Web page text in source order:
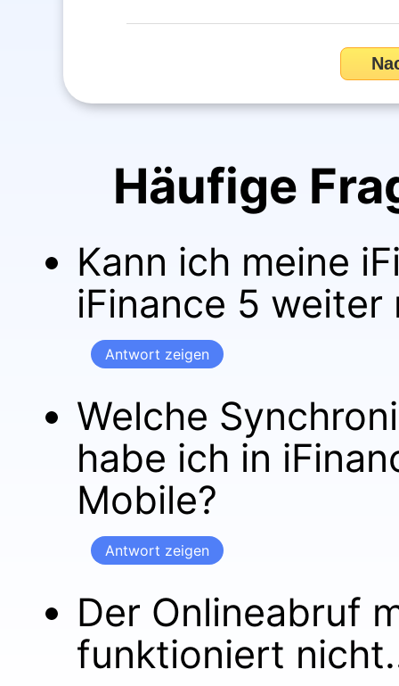
Häufige
Kann ich meine
iFinance 5 weiter
Antwort zeigen
Welche
habe ich in
Mobile?
Antwort zeigen
Der Onlineabruf
funktioniert